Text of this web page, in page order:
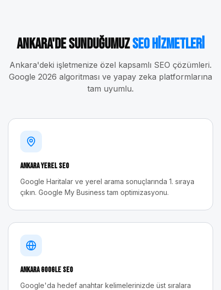
Ankara'de SunduğumuzSEO Hizmetleri
Ankara'deki işletmenize özel kapsamlı SEO çözümleri.
Google 2026 algoritması ve yapay zeka platformlarına
tam uyumlu.
AnkaraYerel SEO
Google Haritalar ve yerel arama sonuçlarında 1. sıraya
çıkın. Google My Business tam optimizasyonu.
Ankara Google SEO
Google'da hedef anahtar kelimelerinizde üst sıralara